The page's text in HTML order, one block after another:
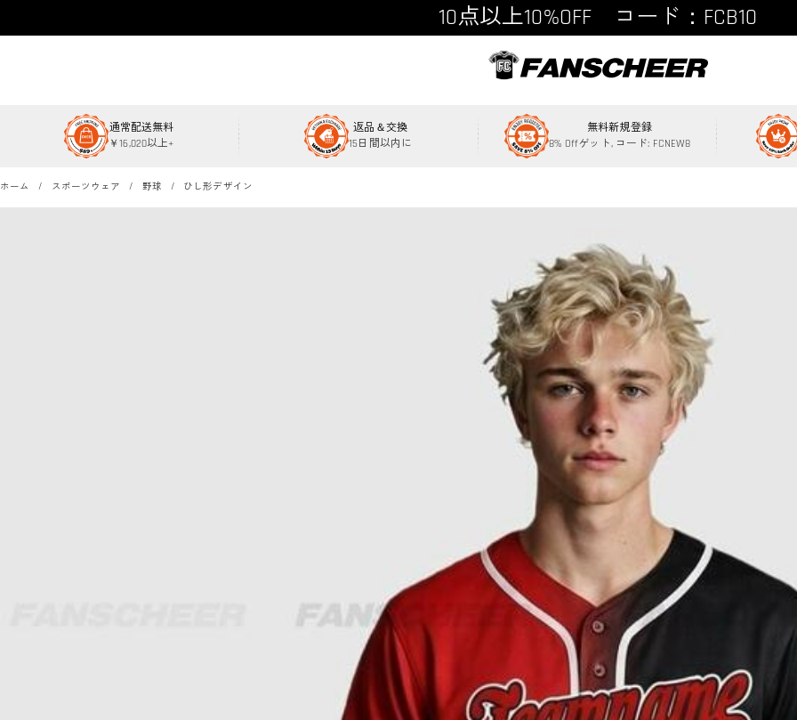
15点以上15%OFF コード：FCB15
通常配送無料
￥16,020以上+
返品＆交換
15日間以内に
無料新規登録
8% Offゲット, コード: FCNEW8
ホーム スポーツウェア 野球 ひし形デザイン